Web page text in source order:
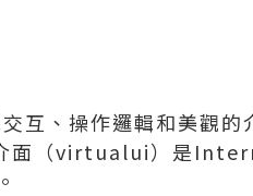
互、操作邏輯和美觀的
介面（virtualui）是